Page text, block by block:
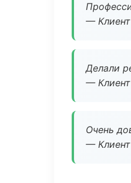
—
Делали
—
Очень
—